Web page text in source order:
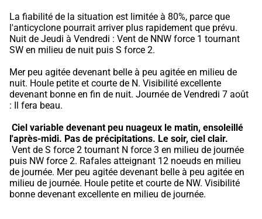
La fiabilité de la situation est limitée à 80%, parce que
l'anticyclone pourrait arriver plus rapidement que prévu.
Nuit de Jeudi à Vendredi : Vent de NNW force 1 tournant
SW en milieu de nuit puis S force 2.
Mer peu agitée devenant belle à peu agitée en milieu de
nuit. Houle petite et courte de N. Visibilité excellente
devenant bonne en fin de nuit. Journée de Vendredi 7 août
: Il fera beau.
Ciel variable devenant peu nuageux le matin, ensoleillé
l'après-midi. Pas de précipitations. Le soir, ciel clair.
puis NW force 2. Rafales atteignant 12 noeuds en milieu
de journée. Mer peu agitée devenant belle à peu agitée en
milieu de journée. Houle petite et courte de NW. Visibilité
bonne devenant excellente en milieu de journée.